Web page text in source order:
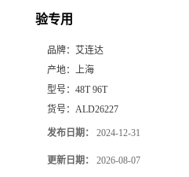
验专用
品牌： 艾连达
产地： 上海
型号： 48T 96T
货号： ALD26227
发布日期： 2024-12-31
更新日期： 2026-08-07